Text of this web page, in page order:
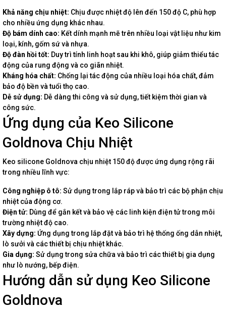
Khả năng chịu nhiệt: Chịu được nhiệt độ lên đến 150 độ C, phù hợp
cho nhiều ứng dụng khác nhau.
Độ bám dính cao: Kết dính mạnh mẽ trên nhiều loại vật liệu như kim
loại, kính, gốm sứ và nhựa.
Độ đàn hồi tốt: Duy trì tính linh hoạt sau khi khô, giúp giảm thiểu tác
động của rung động và co giãn nhiệt.
Kháng hóa chất: Chống lại tác động của nhiều loại hóa chất, đảm
bảo độ bền và tuổi thọ cao.
Dễ sử dụng: Dễ dàng thi công và sử dụng, tiết kiệm thời gian và
công sức.
Ứng dụng của Keo Silicone
Goldnova Chịu Nhiệt
Keo silicone Goldnova chịu nhiệt 150 độ được ứng dụng rộng rãi
trong nhiều lĩnh vực:
Công nghiệp ô tô: Sử dụng trong lắp ráp và bảo trì các bộ phận chịu
nhiệt của động cơ.
Điện tử: Dùng để gắn kết và bảo vệ các linh kiện điện tử trong môi
trường nhiệt độ cao.
Xây dựng: Ứng dụng trong lắp đặt và bảo trì hệ thống ống dẫn nhiệt,
lò sưởi và các thiết bị chịu nhiệt khác.
Gia dụng: Sử dụng trong sửa chữa và bảo trì các thiết bị gia dụng
như lò nướng, bếp điện.
Hướng dẫn sử dụng Keo Silicone
Goldnova